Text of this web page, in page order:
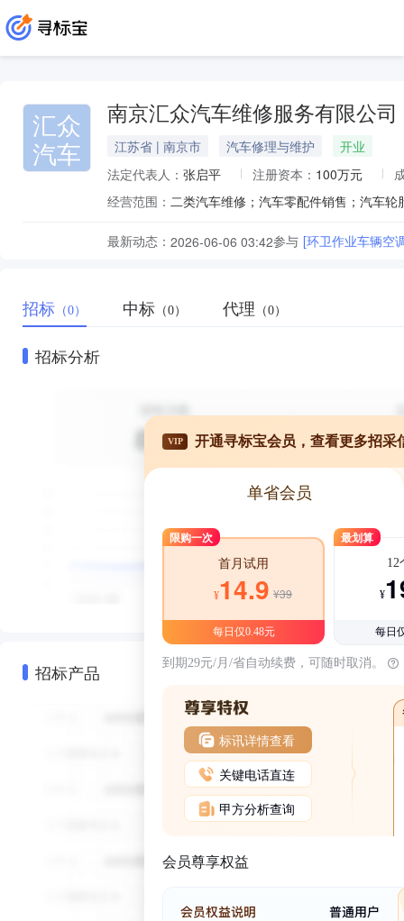
汇众
汽车
南京汇众汽车维修服务有限公司
江苏省 | 南京市 汽车修理与维护
开业
法定代表人： 张启平 注册资本： 100万元
经营范围：
最新动态： 2026-06-06 03:42参与 [环卫作业车辆空
招标 （0） 中标 （0） 代理 （0）
招标分析
招标产品
VIP 开通寻标宝会员，查看更多招采
单省会员
限购一次
首月试用
¥14.9 ¥39
每日仅0.48元
最划算
12
¥
每日
到期29元/月/省自动续费，可随时取消。
标讯详情查看
关键电话直连
甲方分析查询
会员尊享权益